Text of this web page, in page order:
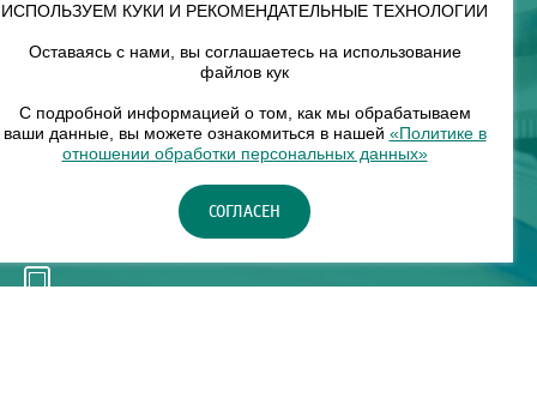
РЕЖИМ РАБОТЫ:
8 — 18
НАШ ФИЛИАЛ:
Москва, м. Нагорное, Нагорный б-р, д. 19, кор. 1
ИСПОЛЬЗУЕМ КУКИ И РЕКОМЕНДАТЕЛЬНЫЕ ТЕХНОЛОГИИ
Оставаясь с нами, вы соглашаетесь на использование
файлов кук
С подробной информацией о том, как мы обрабатываем
ваши данные, вы можете ознакомиться в нашей «Политике в
отношении обработки персональных данных»
СОГЛАСЕН